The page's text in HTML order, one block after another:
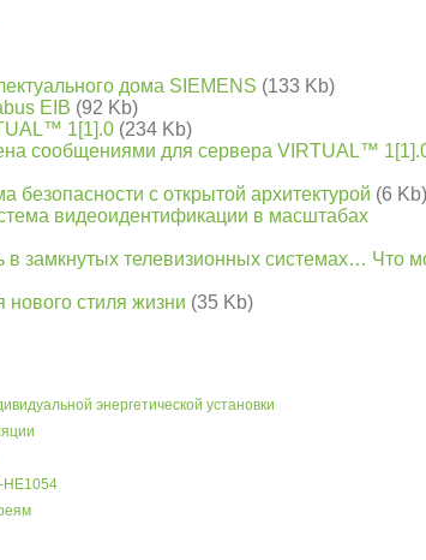
дома SIEMENS (133 Kb)
EIB (92 Kb)
1[1].0 (234 Kb)
сообщениями для сервера VIRTUAL™
безопасности с открытой архитектурой (6 Kb)
видеоидентификации в масштабах
замкнутых телевизионных системах… Что
нового стиля жизни (35 Kb)
энергетической установки
HE1054